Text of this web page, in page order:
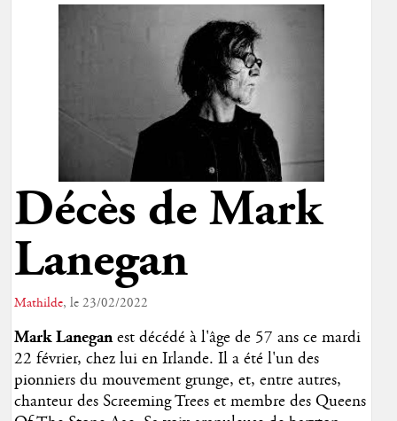
Décès de Mark
Lanegan
Mathilde, le 23/02/2022
Mark Laneganest décédé à l'âge de 57 ans ce mardi
22 février, chez lui en Irlande. Il a été l'un des
pionniers du mouvement grunge, et, entre autres,
chanteur des Screeming Trees et membre des Queens